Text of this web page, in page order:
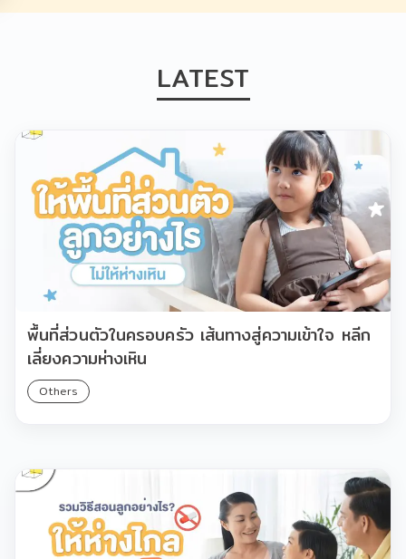
LATEST
พื้นที่ส่วนตัวในครอบครัว เส้นทางสู่ความเข้าใจ หลีก
เลี่ยงความห่างเหิน
Others